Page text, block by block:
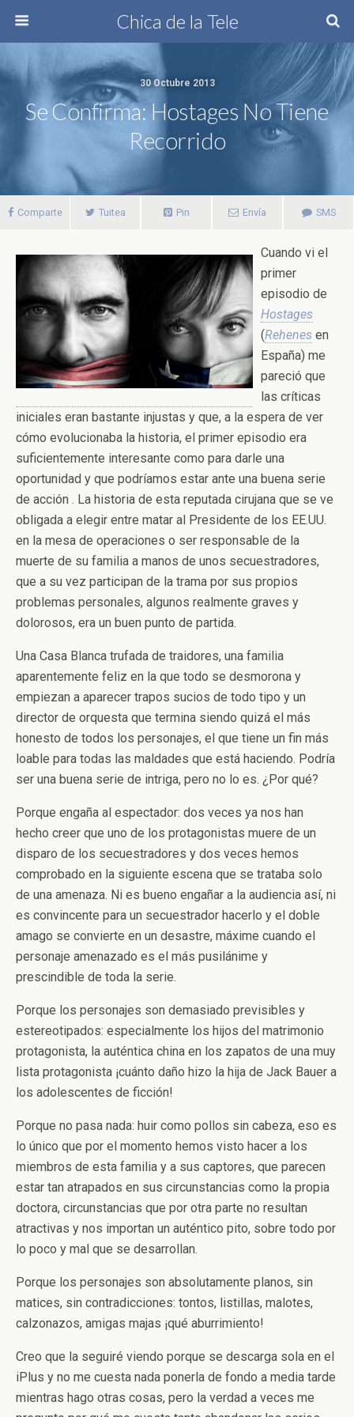
Chica de la Tele
30 Octubre 2013
Se Confirma: Hostages No Tiene
Recorrido
Comparte Tuitea Pin Envía SMS
Cuando vi el
primer
episodio de
Hostages
(Rehenes en
España) me
pareció que
las críticas
iniciales eran bastante injustas y que, a la espera de ver
cómo evolucionaba la historia, el primer episodio era
suficientemente interesante como para darle una
oportunidad y que podríamos estar ante una buena serie
de acción . La historia de esta reputada cirujana que se ve
obligada a elegir entre matar al Presidente de los EE.UU.
en la mesa de operaciones o ser responsable de la
muerte de su familia a manos de unos secuestradores,
que a su vez participan de la trama por sus propios
problemas personales, algunos realmente graves y
dolorosos, era un buen punto de partida.
Una Casa Blanca trufada de traidores, una familia
aparentemente feliz en la que todo se desmorona y
empiezan a aparecer trapos sucios de todo tipo y un
director de orquesta que termina siendo quizá el más
honesto de todos los personajes, el que tiene un fin más
loable para todas las maldades que está haciendo. Podría
ser una buena serie de intriga, pero no lo es. ¿Por qué?
Porque engaña al espectador: dos veces ya nos han
hecho creer que uno de los protagonistas muere de un
disparo de los secuestradores y dos veces hemos
comprobado en la siguiente escena que se trataba solo
de una amenaza. Ni es bueno engañar a la audiencia así, ni
es convincente para un secuestrador hacerlo y el doble
amago se convierte en un desastre, máxime cuando el
personaje amenazado es el más pusilánime y
prescindible de toda la serie.
Porque los personajes son demasiado previsibles y
estereotipados: especialmente los hijos del matrimonio
protagonista, la auténtica china en los zapatos de una muy
lista protagonista ¡cuánto daño hizo la hija de Jack Bauer a
los adolescentes de ficción!
Porque no pasa nada: huir como pollos sin cabeza, eso es
lo único que por el momento hemos visto hacer a los
miembros de esta familia y a sus captores, que parecen
estar tan atrapados en sus circunstancias como la propia
doctora, circunstancias que por otra parte no resultan
atractivas y nos importan un auténtico pito, sobre todo por
lo poco y mal que se desarrollan.
Porque los personajes son absolutamente planos, sin
matices, sin contradicciones: tontos, listillas, malotes,
calzonazos, amigas majas ¡qué aburrimiento!
Creo que la seguiré viendo porque se descarga sola en el
iPlus y no me cuesta nada ponerla de fondo a media tarde
mientras hago otras cosas, pero la verdad a veces me